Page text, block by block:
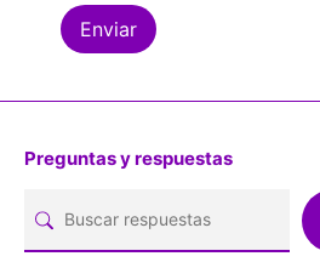
Preguntas y respuestas